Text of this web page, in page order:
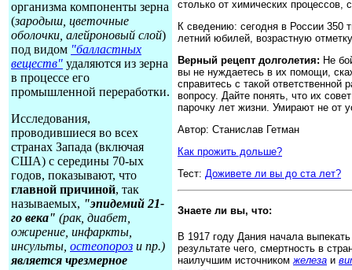
организма компоненты зерна
(зародыш, цветочные
оболочки, алейроновый слой)
под видом "балластных
веществ" удаляются из зерна
в процессе его
промышленной переработки.
Исследования,
проводившиеся во всех
странах Запада (включая
США) с середины 70-ых
годов, показывают, что
главной причиной, так
называемых, "эпидемий 21-
го века" (рак, диабет,
ожирение, инфаркты,
инсульты, остеопороз и пр.)
является чрезмерное
столько от химических процессов,
К сведению: сегодня в России 350
летний юбилей, возрастную
Верный рецепт долголетия: Не
вы не нуждаетесь в их помощи,
справитесь с такой
вопросу. Дайте понять, что их
парочку лет жизни. Умирают не от
Автор: Станислав Гетман
Как прожить дольше?
Тест: Доживете ли вы до ста лет?
Знаете ли вы, что:
В 1917 году Дания начала
результате чего, смертность в
наилучшим источником железа и